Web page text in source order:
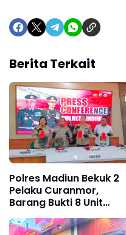
Berita Terkait
Polres Madiun Bekuk 2
Pelaku Curanmor,
Barang Bukti 8 Unit
Ranmor Diamankan